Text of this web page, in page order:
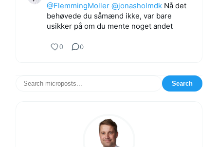
@FlemmingMoller @jonasholmdk Nå det
behøvede du såmænd ikke, var bare
usikker på om du mente noget andet
0 0
Search